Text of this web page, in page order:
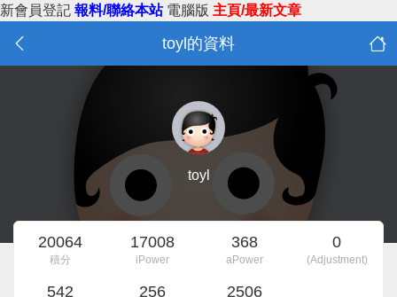
新會員登記 報料/聯絡本站 電腦版 主頁/最新文章
toyl的資料
toyl
20064
積分
17008
iPower
368
aPower
0
(Adjustment)
542 256 2506